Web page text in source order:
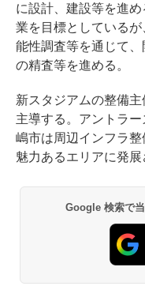
に設計、建設等を進
業を目標としている
能性調査等を通じて
の精査等を進める。
新スタジアムの整備
主導する。アントラ
嶋市は周辺インフラ
魅力あるエリアに発展
Google 検索で